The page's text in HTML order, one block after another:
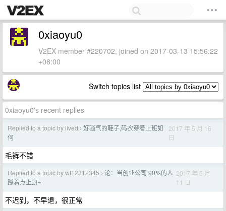
0xiaoyu0
V2EX member #220702, joined on 2017-03-13 15:56:22
+08:00
Switch topics list
0xiaoyu0's recent replies
Replied to a topic by lived › 好骚气的鞋子,码农穿着上班如
何
2017 年 5 月 16
日
毛裤不错
Replied to a topic by wt12312345 › 论：当创业公司 90%的人
踩着点上班~
2017 年 5 月
11 日
不迟到，不早退，很正常